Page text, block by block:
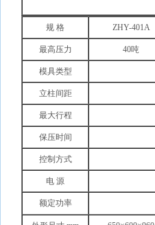
规 格 ZHY-401A
最高压力 40吨
模具类型
立柱间距
最大行程
保压时间
控制方式
电 源
额定功率